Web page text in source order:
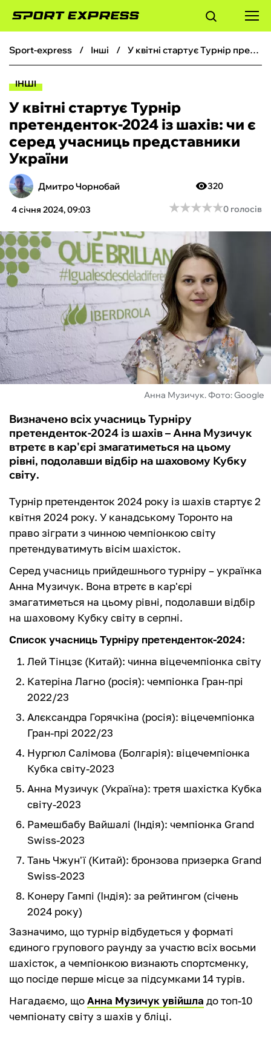
ФУТБОЛ
БОКС
ХОКЕЙ
ТЕНІС
КІБЕРСПОРТ
ЧС-2026
ФУТЗАЛ
ІНШІ
БУКМЕКЕРИ
sport-express інші У квітні стартує Турнір претенденток-2024 із шахів: чи є серед учасниць представники України
ІНШІ
У квітні стартує Турнір
претенденток-2024 із шахів: чи є
серед учасниць представники
України
Дмитро Чорнобай
4 січня 2024, 09:03
320
★★★★★
★★★★★0 голосів
Анна Музичук. Фото: Google
Визначено всіх учасниць Турніру
претенденток-2024 із шахів – Анна Музичук
втретє в кар'єрі змагатиметься на цьому
рівні, подолавши відбір на шаховому Кубку
світу.
Турнір претенденток 2024 року із шахів стартує 2
квітня 2024 року. У канадському Торонто на
право зіграти з чинною чемпіонкою світу
претендуватимуть вісім шахісток.
Серед учасниць прийдешнього турніру – українка
Анна Музичук. Вона втретє в кар'єрі
змагатиметься на цьому рівні, подолавши відбір
на шаховому Кубку світу в серпні.
Список учасниць Турніру претенденток-2024:
Лей Тінцзє (Китай): чинна віцечемпіонка світу
Катеріна Лагно (росія): чемпіонка Гран-прі
2022/23
Алєксандра Горячкіна (росія): віцечемпіонка
Гран-прі 2022/23
Нургюл Салімова (Болгарія): віцечемпіонка
Кубка світу-2023
Анна Музичук (Україна): третя шахістка Кубка
світу-2023
Рамешбабу Вайшалі (Індія): чемпіонка Grand
Swiss-2023
Тань Чжун'ї (Китай): бронзова призерка Grand
Swiss-2023
Конеру Гампі (Індія): за рейтингом (січень
2024 року)
Зазначимо, що турнір відбудеться у форматі
єдиного групового раунду за участю всіх восьми
шахісток, а чемпіонкою визнають спортсменку,
що посіде перше місце за підсумками 14 турів.
Нагадаємо, щоАнна Музичук увійшла до топ-10
чемпіонату світу з шахів у бліці.